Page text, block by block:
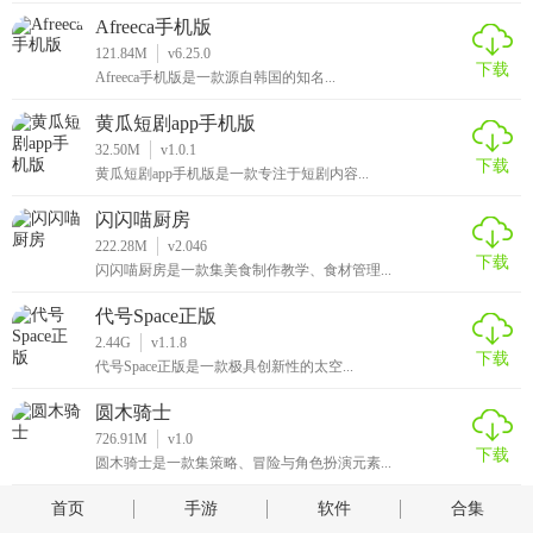
Afreeca手机版
121.84M
v6.25.0
Afreeca手机版是一款源自韩国的知名...
下载
黄瓜短剧app手机版
32.50M
v1.0.1
黄瓜短剧app手机版是一款专注于短剧内容...
下载
闪闪喵厨房
222.28M
v2.046
闪闪喵厨房是一款集美食制作教学、食材管理...
下载
代号Space正版
2.44G
v1.1.8
代号Space正版是一款极具创新性的太空...
下载
圆木骑士
726.91M
v1.0
圆木骑士是一款集策略、冒险与角色扮演元素...
下载
首页 手游 软件 合集